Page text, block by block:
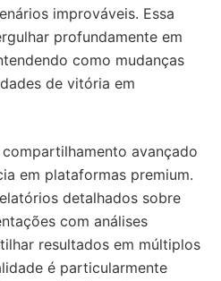
improváveis. Essa
profundamente em
como mudanças
de vitória em
avançado
em plataformas premium.
detalhados sobre
com análises
resultados em múltiplos
é particularmente